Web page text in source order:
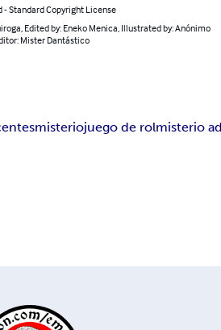
- Standard Copyright License
Edited by: Eneko Menica, Illustrated by: Anónimo
Mister Dantástico
misteriojuego de rolmisterio